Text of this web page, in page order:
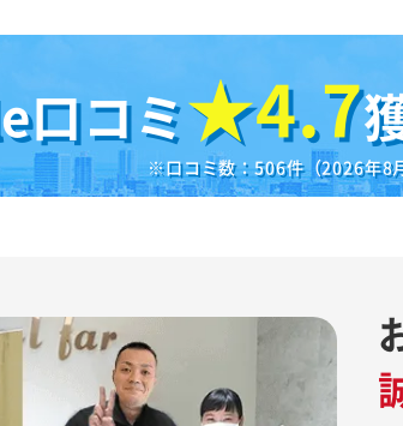
口コミ★4.7
※口コミ数：506件（2026年8